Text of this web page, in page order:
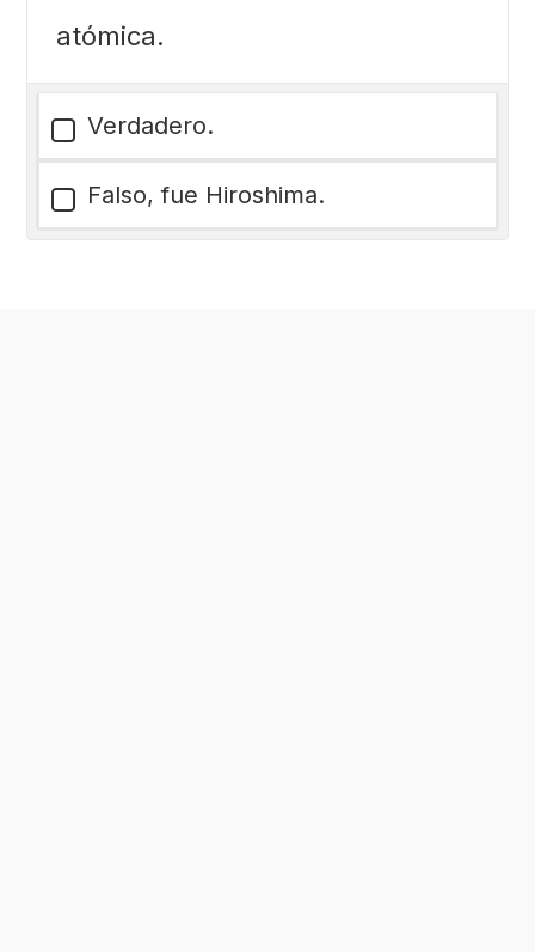
atómica.
Verdadero.
Falso, fue Hiroshima.